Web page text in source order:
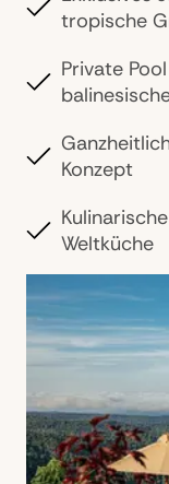
tropische
Private
Konzept
Weltküche